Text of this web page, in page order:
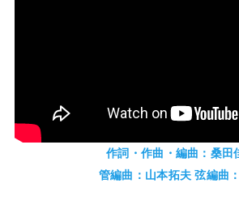
作詞・作曲・編曲：桑田
管編曲：山本拓夫 弦編曲